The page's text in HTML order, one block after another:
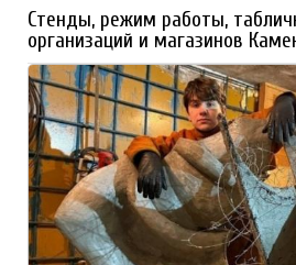
Стенды, режим работы,
организаций и магазинов